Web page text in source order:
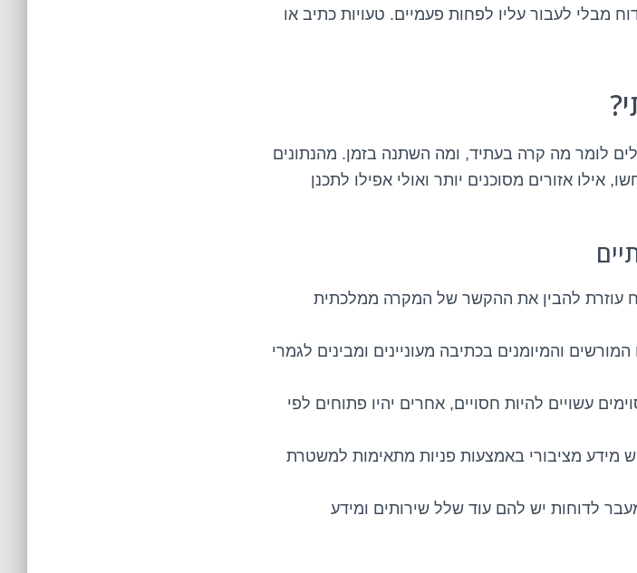
מבלי לעבור עליו לפחות פעמיים. טעויות כתיב או
לומר מה קרה בעתיד, ומה השתנה בזמן. מהנתונים
אילו אזורים מסוכנים יותר ואולי אפילו לתכנן
עוזרת להבין את ההקשר של המקרה ממלכתית
והמיומנים בכתיבה מעוניינים ומבינים לגמרי
עשויים להיות חסויים, אחרים יהיו פתוחים לפי
מידע מציבורי באמצעות פניות מתאימות למשטרת
לדוחות יש להם עוד שלל שירותים ומידע